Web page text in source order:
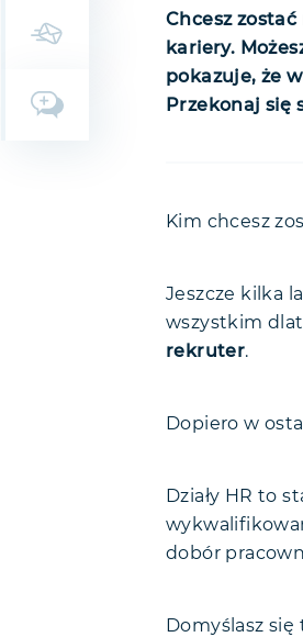
Chcesz
kariery.
pokazuje, że
Przekonaj się
Kto się
Kim chcesz
Jeszcze kilka
wszystkim
rekruter.
Dopiero w
Działy HR to
dobór
Domyślasz